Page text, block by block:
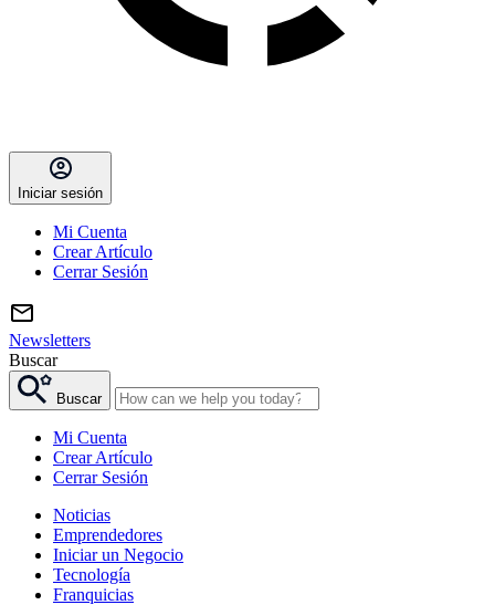
Iniciar sesión
Mi Cuenta
Crear Artículo
Cerrar Sesión
Newsletters
Buscar
Buscar
Mi Cuenta
Crear Artículo
Cerrar Sesión
Noticias
Emprendedores
Iniciar un Negocio
Tecnología
Franquicias